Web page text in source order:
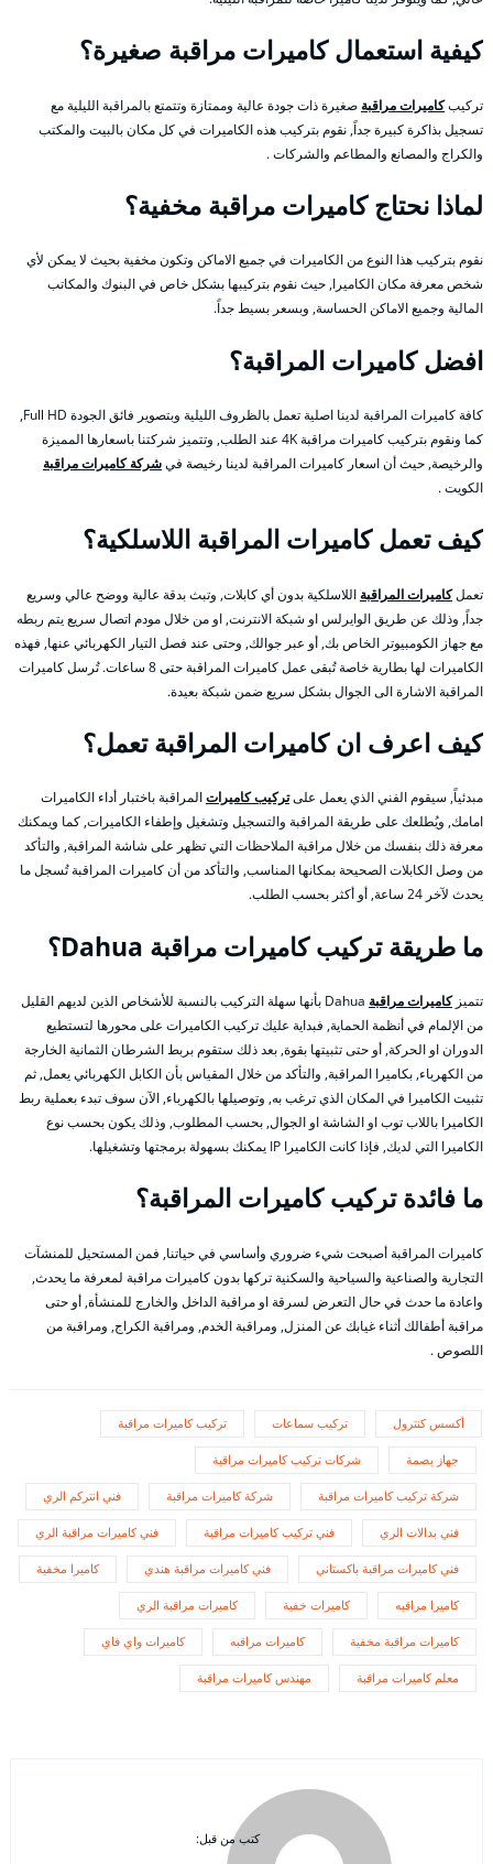
كيفية استعمال كاميرات مراقبة صغيرة؟
تركيبكاميرات مراقبة صغيرة ذات جودة عالية وممتازة وتتمتع بالمراقبة الليلية مع
تسجيل بذاكرة كبيرة جداً, نقوم بتركيب هذه الكاميرات في كل مكان بالبيت والمكتب
والكراج والمصانع والمطاعم والشركات .
لماذا نحتاج كاميرات مراقبة مخفية؟
نقوم بتركيب هذا النوع من الكاميرات في جميع الاماكن وتكون مخفية بحيث لا يمكن لأي
شخص معرفة مكان الكاميرا, حيث نقوم بتركيبها بشكل خاص في البنوك والمكاتب
المالية وجميع الاماكن الحساسة, وبسعر بسيط جداً.
افضل كاميرات المراقبة؟
كافة كاميرات المراقبة لدينا اصلية تعمل بالظروف الليلية وبتصوير فائق الجودة Full HD,
كما ونقوم بتركيب كاميرات مراقبة 4K عند الطلب, وتتميز شركتنا باسعارها المميزة
والرخيصة, حيث أن اسعار كاميرات المراقبة لدينا رخيصة فيشركة كاميرات مراقبة
الكويت .
كيف تعمل كاميرات المراقبة اللاسلكية؟
تعملكاميرات المراقبة اللاسلكية بدون أي كابلات, وتبث بدقة عالية ووضح عالي وسريع
جداً, وذلك عن طريق الوايرلس او شبكة الانترنت, او من خلال مودم اتصال سريع يتم ربطه
مع جهاز الكومبيوتر الخاص بك, أو عبر جوالك, وحتى عند فصل التيار الكهربائي عنها, فهذه
الكاميرات لها بطارية خاصة تُبقى عمل كاميرات المراقبة حتى 8 ساعات. تُرسل كاميرات
المراقبة الاشارة الى الجوال بشكل سريع ضمن شبكة بعيدة.
كيف اعرف ان كاميرات المراقبة تعمل؟
مبدئياً, سيقوم الفني الذي يعمل علىتركيب كاميراتالمراقبة باختبار أداء الكاميرات
امامك, ويُطلعك على طريقة المراقبة والتسجيل وتشغيل وإطفاء الكاميرات, كما ويمكنك
معرفة ذلك بنفسك من خلال مراقبة الملاحظات التي تظهر على شاشة المراقبة, والتأكد
من وصل الكابلات الصحيحة بمكانها المناسب, والتأكد من أن كاميرات المراقبة تُسجل ما
يحدث لآخر 24 ساعة, أو أكثر بحسب الطلب.
ما طريقة تركيب كاميرات مراقبة Dahua؟
تتميزكاميرات مراقبة
Dahua بأنها سهلة التركيب بالنسبة للأشخاص الذين لديهم القليل
من الإلمام في أنظمة الحماية, فبداية عليك تركيب الكاميرات على محورها لتستطيع
الدوران او الحركة, أو حتى تثبيتها بقوة, بعد ذلك ستقوم بربط الشرطان الثمانية الخارجة
من الكهرباء, بكاميرا المراقبة, والتأكد من خلال المقياس بأن الكابل الكهربائي يعمل, ثم
تثبيت الكاميرا في المكان الذي ترغب به, وتوصيلها بالكهرباء, الآن سوف تبدء بعملية ربط
الكاميرا باللاب توب او الشاشة او الجوال, بحسب المطلوب, وذلك يكون بحسب نوع
الكاميرا التي لديك, فإذا كانت الكاميرا IP يمكنك بسهولة برمجتها وتشغيلها.
ما فائدة تركيب كاميرات المراقبة؟
كاميرات المراقبة أصبحت شيء ضروري وأساسي في حياتنا, فمن المستحيل للمنشآت
التجارية والصناعية والسياحية والسكنية تركها بدون كاميرات مراقبة لمعرفة ما يحدث,
واعادة ما حدث في حال التعرض لسرقة او مراقبة الداخل والخارج للمنشأة, أو حتى
مراقبة أطفالك أثناء غيابك عن المنزل, ومراقبة الخدم, ومراقبة الكراج, ومراقبة من
اللصوص .
أكسس كنترول تركيب سماعات تركيب كاميرات مراقبة
جهاز بصمة شركات تركيب كاميرات مراقبة
شركة تركيب كاميرات مراقبة شركة كاميرات مراقبة فني انتركم الري
فني بدالات الري فني تركيب كاميرات مراقبة فني كاميرات مراقبة الري
فني كاميرات مراقبة باكستاني فني كاميرات مراقبة هندي كاميرا مخفية
كاميرا مراقبه كاميرات خفية كاميرات مراقبة الري
كاميرات مراقبة مخفية كاميرات مراقبه كاميرات واي فاي
معلم كاميرات مراقبة مهندس كاميرات مراقبة
كتب من قبل: